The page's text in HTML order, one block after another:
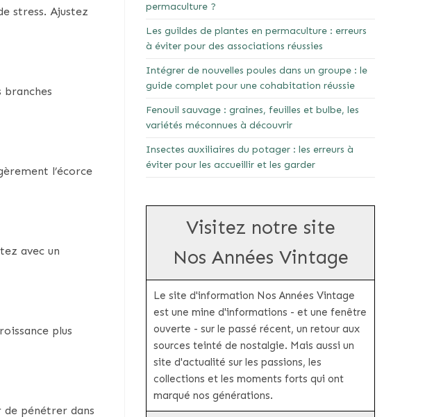
stress. Ajustez
l’écorce
avec un
plus
de pénétrer dans
permaculture ?
Les guildes de plantes en permaculture : erreurs
à éviter pour des associations réussies
Intégrer de nouvelles poules dans un groupe : le
guide complet pour une cohabitation réussie
Fenouil sauvage : graines, feuilles et bulbe, les
variétés méconnues à découvrir
Insectes auxiliaires du potager : les erreurs à
éviter pour les accueillir et les garder
Visitez notre site
Nos Années Vintage
Le site d'information Nos Années Vintage
est une mine d'informations - et une fenêtre
ouverte - sur le passé récent, un retour aux
sources teinté de nostalgie. Mais aussi un
site d'actualité sur les passions, les
collections et les moments forts qui ont
marqué nos générations.